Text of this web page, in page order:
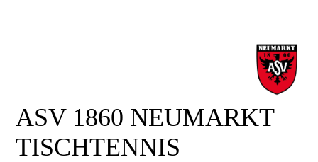
ASV 1860 NEUMARKT
TISCHTENNIS